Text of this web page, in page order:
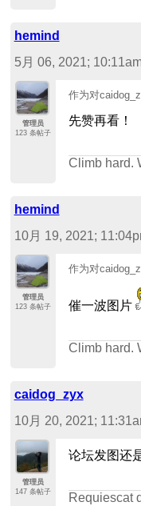
hemind
5月 06, 2021;
管理员
123 条帖子
作为对
先赞再看！
Climb hard.
hemind
10月 19, 2021;
管理员
123 条帖子
作为对
催一波图片
Climb hard.
caidog_zyx
10月 20, 2021;
管理员
147 条帖子
论坛发图还
Requiescat